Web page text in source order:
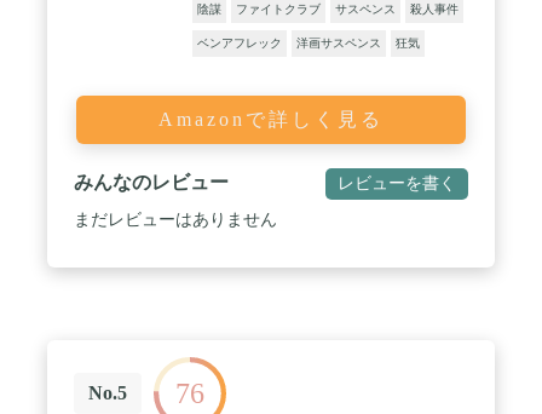
陰謀 ファイトクラブ サスペンス 殺人事件
ベンアフレック 洋画サスペンス 狂気
Amazonで詳しく見る
みんなのレビュー レビューを書く
まだレビューはありません
No.5 76